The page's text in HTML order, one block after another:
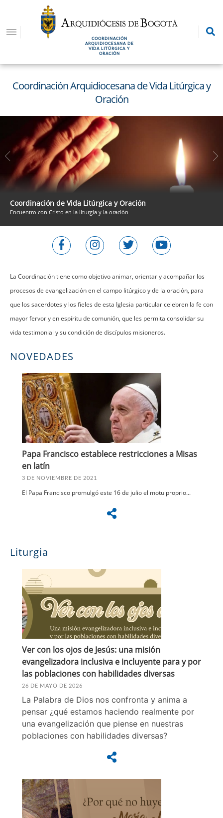
contenido
COORDINACIÓN
ARQUIDIOCESANA DE
VIDA LITÚRGICA Y
ORACIÓN
Coordinación Arquidiocesana de Vida Litúrgica y
Oración
Coordinación de Vida Litúrgica y Oración
Encuentro con Cristo en la liturgia y la oración
La Coordinación tiene como objetivo animar, orientar y acompañar los
procesos de evangelización en el campo litúrgico y de la oración, para
que los sacerdotes y los fieles de esta Iglesia particular celebren la fe con
mayor fervor y en espíritu de comunión, que les permita consolidar su
vida testimonial y su condición de discípulos misioneros.
NOVEDADES
Papa Francisco establece restricciones a Misas
en latín
3 DE NOVIEMBRE DE 2021
El Papa Francisco promulgó este 16 de julio el motu proprio...
Liturgia
Ver con los ojos de Jesús: una misión
evangelizadora inclusiva e incluyente para y por
las poblaciones con habilidades diversas
26 DE MAYO DE 2026
La Palabra de Dios nos confronta y anima a
pensar ¿qué estamos haciendo realmente por
una evangelización que piense en nuestras
poblaciones con habilidades diversas?